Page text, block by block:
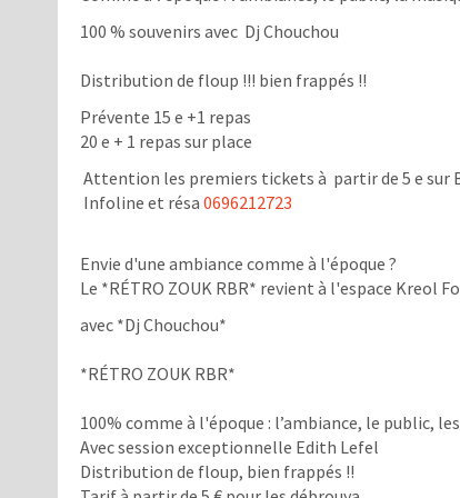
100 % souvenirs avec Dj Chouchou
Distribution de floup !!! bien frappés !!
Prévente 15 e +1 repas
20 e + 1 repas sur place
Attention les premiers tickets à partir de 5 e sur
Infoline et résa 0696212723
Envie d'une ambiance comme à l'époque ?
Le *RÉTRO ZOUK RBR* revient à l'espace Kreol
avec *Dj Chouchou*
*RÉTRO ZOUK RBR*
100% comme à l'époque : l’ambiance, le public,
Avec session exceptionnelle Edith Lefel
Distribution de floup, bien frappés !!